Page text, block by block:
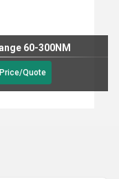
60-300NM
Quote